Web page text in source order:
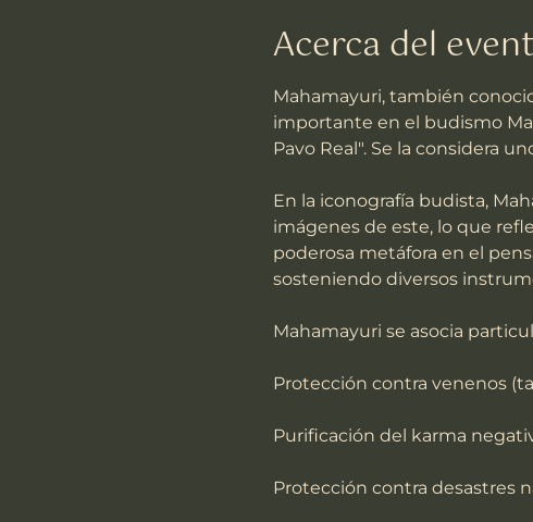
Acerca del
Mahamayuri, también
importante en el budismo
Pavo Real". Se la considera
En la iconografía budista,
imágenes de este, lo que
poderosa metáfora en el
sosteniendo diversos
Mahamayuri se asocia
Protección contra venenos
Purificación del karma
Protección contra desastres